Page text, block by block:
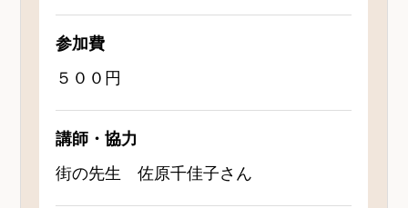
参加費
５００円
講師・協力
街の先生 佐原千佳子さん